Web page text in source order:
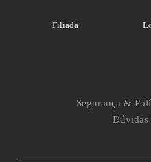
Segurança &
Dúvidas
Filiada